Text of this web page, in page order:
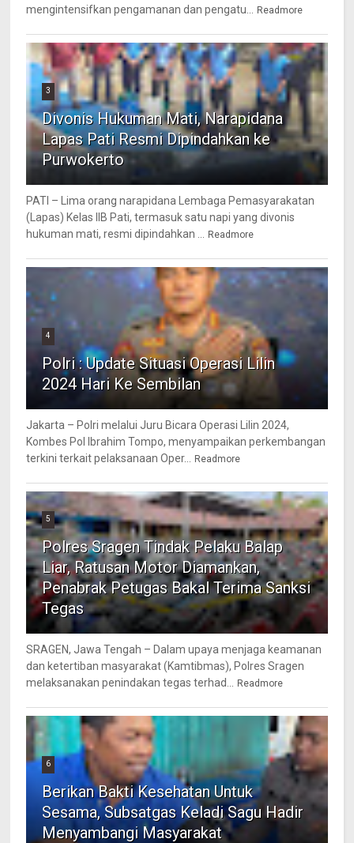
mengintensifkan pengamanan dan pengatu... Readmore
3
Divonis Hukuman Mati, Narapidana
Lapas Pati Resmi Dipindahkan ke
Purwokerto
PATI – Lima orang narapidana Lembaga Pemasyarakatan
(Lapas) Kelas IIB Pati, termasuk satu napi yang divonis
hukuman mati, resmi dipindahkan ...
Readmore
4
Polri : Update Situasi Operasi Lilin
2024 Hari Ke Sembilan
Jakarta – Polri melalui Juru Bicara Operasi Lilin 2024,
Kombes Pol Ibrahim Tompo, menyampaikan perkembangan
terkini terkait pelaksanaan Oper...
Readmore
5
Polres Sragen Tindak Pelaku Balap
Liar, Ratusan Motor Diamankan,
Penabrak Petugas Bakal Terima Sanksi
Tegas
SRAGEN, Jawa Tengah – Dalam upaya menjaga keamanan
dan ketertiban masyarakat (Kamtibmas), Polres Sragen
melaksanakan penindakan tegas terhad...
Readmore
6
Berikan Bakti Kesehatan Untuk
Sesama, Subsatgas Keladi Sagu Hadir
Menyambangi Masyarakat